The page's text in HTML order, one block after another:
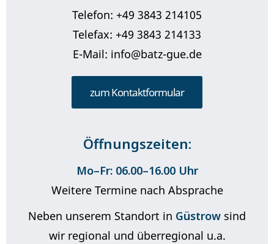
Telefon: +49 3843 214105
Telefax: +49 3843 214133
E-Mail: info@batz-gue.de
zum Kontaktformular
Öffnungszeiten:
Mo–Fr: 06.00–16.00 Uhr
Weitere Termine nach Absprache
Neben unserem Standort in Güstrow sind
wir regional und überregional u.a.